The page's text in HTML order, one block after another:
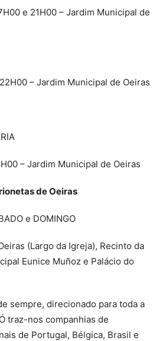
e 21H00 – Jardim Municipal de
– Jardim Municipal de Oeiras
– Jardim Municipal de Oeiras
de Oeiras
e DOMINGO
(Largo da Igreja), Recinto da
Eunice Muñoz e Palácio do
sempre, direcionado para toda a
traz-nos companhias de
de Portugal, Bélgica, Brasil e